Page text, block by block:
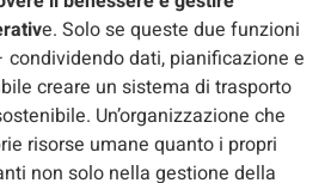
e. Solo se queste due funzioni
condividendo dati, pianificazione e
creare un sistema di trasporto
Un’organizzazione che
risorse umane quanto i propri
non solo nella gestione della